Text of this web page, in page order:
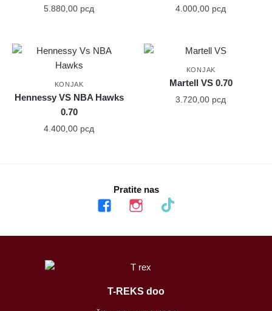
5.880,00 рсд 4.000,00 рсд
KONJAK
Hennessy VS NBA Hawks
0.70
4.400,00 рсд
KONJAK
Martell VS 0.70
3.720,00 рсд
Pratite nas
facebook instagram tiktok
T-REKS doo